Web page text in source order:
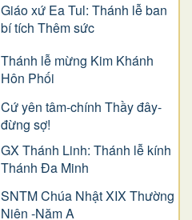
Giáo xứ Ea Tul: Thánh lễ ban
bí tích Thêm sức
Thánh lễ mừng Kim Khánh
Hôn Phối
Cứ yên tâm-chính Thầy đây-
đừng sợ!
GX Thánh Linh: Thánh lễ kính
Thánh Đa Minh
SNTM Chúa Nhật XIX Thường
Niên -Năm A